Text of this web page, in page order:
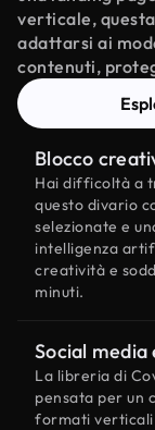
verticale,
adattarsi ai
contenuti,
Blocco
Hai difficoltà a
questo divario
selezionate e
intelligenza
creatività e
minuti.
Social
La libreria di
pensata per un
formati verticali